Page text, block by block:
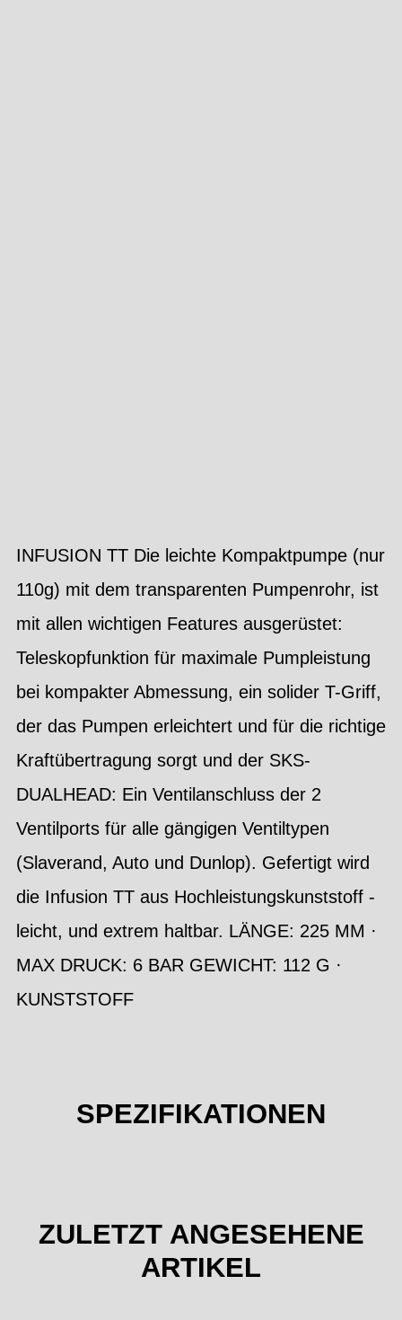
INFUSION TT Die leichte Kompaktpumpe (nur
110g) mit dem transparenten Pumpenrohr, ist
mit allen wichtigen Features ausgerüstet:
Teleskopfunktion für maximale Pumpleistung
bei kompakter Abmessung, ein solider T-Griff,
der das Pumpen erleichtert und für die richtige
Kraftübertragung sorgt und der SKS-
DUALHEAD: Ein Ventilanschluss der 2
Ventilports für alle gängigen Ventiltypen
(Slaverand, Auto und Dunlop). Gefertigt wird
die Infusion TT aus Hochleistungskunststoff -
leicht, und extrem haltbar. LÄNGE: 225 MM ·
MAX DRUCK: 6 BAR GEWICHT: 112 G ·
KUNSTSTOFF
SPEZIFIKATIONEN
ZULETZT ANGESEHENE
ARTIKEL